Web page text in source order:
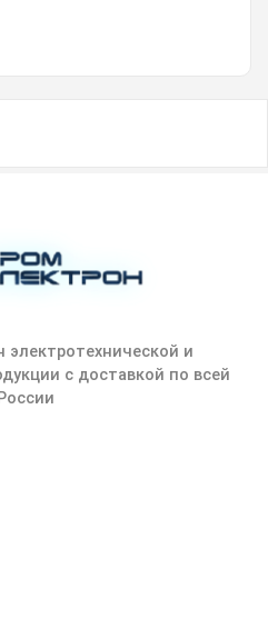
электротехнической и
с доставкой по всей
России